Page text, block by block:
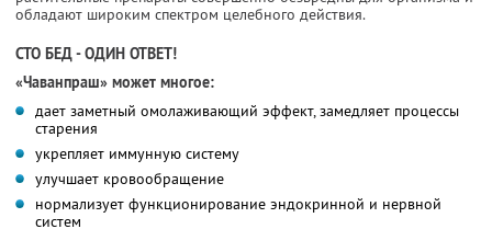
обладают широким спектром целебного действия.
СТО БЕД - ОДИН ОТВЕТ!
«Чаванпраш» может многое:
дает заметный омолаживающий эффект, замедляет процессы
старения
укрепляет иммунную систему
улучшает кровообращение
нормализует функционирование эндокринной и нервной
систем